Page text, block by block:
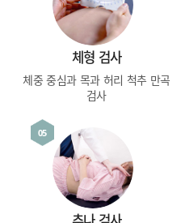
체형 검사
체중 중심과 목과 허리 척추 만곡
검사
05